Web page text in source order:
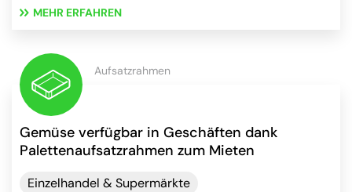
MEHR ERFAHREN
Gemüse verfügbar in Geschäften dank
Palettenaufsatzrahmen zum Mieten
Aufsatzrahmen
Einzelhandel & Supermärkte